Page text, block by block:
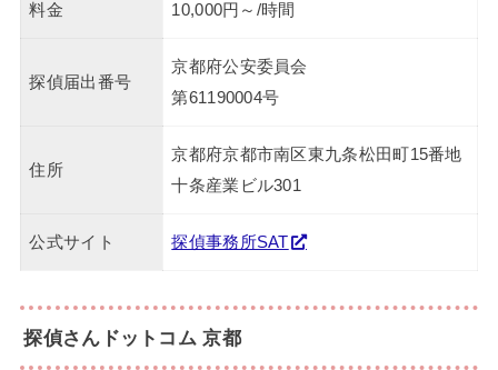
料金 10,000円～/時間
探偵届出番号
京都府公安委員会
第61190004号
住所
京都府京都市南区東九条松田町15番地
十条産業ビル301
公式サイト 探偵事務所SAT
探偵さんドットコム 京都